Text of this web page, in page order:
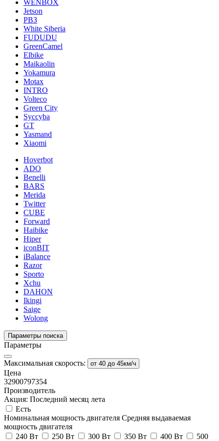
WENBOX
Jetson
РВЗ
White Siberia
FUDUDU
GreenCamel
Elbike
Maikaolin
Yokamura
Motax
INTRO
Volteco
Green City
Syccyba
GT
Yasmand
Xiaomi
Hoverbot
ADO
Benelli
BARS
Merida
Twitter
CUBE
Forward
Haibike
Hiper
iconBIT
iBalance
Razor
Sporto
Xchu
DAHON
Ikingi
Saige
Wolong
Параметры поиска
Параметры
Максимальная скорость: от 40 до 45км/ч
Цена
32900797354
Производитель
Акция: Последний месяц лета
Есть
Номинальная мощность двигателя Средняя выдаваемая
мощность двигателя
240 Вт
250 Вт 300 Вт 350 Вт 400 Вт
500